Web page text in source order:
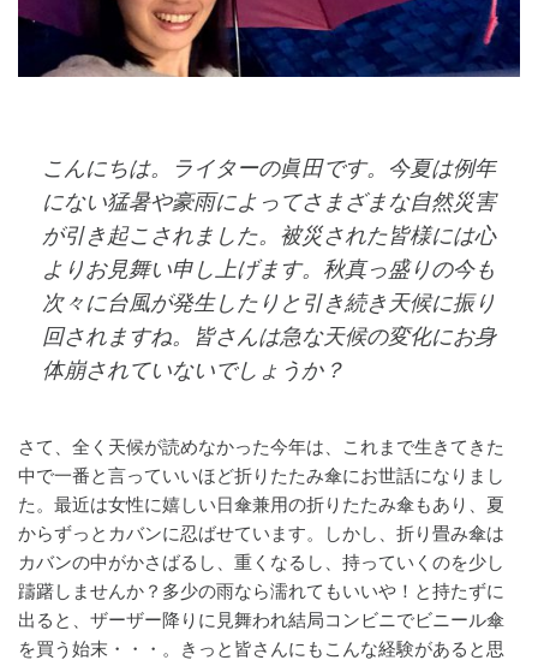
こんにちは。ライターの眞田です。今夏は例年
にない猛暑や豪雨によってさまざまな自然災害
が引き起こされました。被災された皆様には心
よりお見舞い申し上げます。秋真っ盛りの今も
次々に台風が発生したりと引き続き天候に振り
回されますね。皆さんは急な天候の変化にお身
体崩されていないでしょうか？
さて、全く天候が読めなかった今年は、これまで生きてきた
中で一番と言っていいほど折りたたみ傘にお世話になりまし
た。最近は女性に嬉しい日傘兼用の折りたたみ傘もあり、夏
からずっとカバンに忍ばせています。しかし、折り畳み傘は
カバンの中がかさばるし、重くなるし、持っていくのを少し
躊躇しませんか？多少の雨なら濡れてもいいや！と持たずに
出ると、ザーザー降りに見舞われ結局コンビニでビニール傘
を買う始末・・・。きっと皆さんにもこんな経験があると思